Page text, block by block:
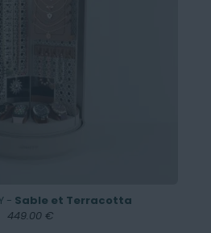
- Sable et Terracotta
449.00 €